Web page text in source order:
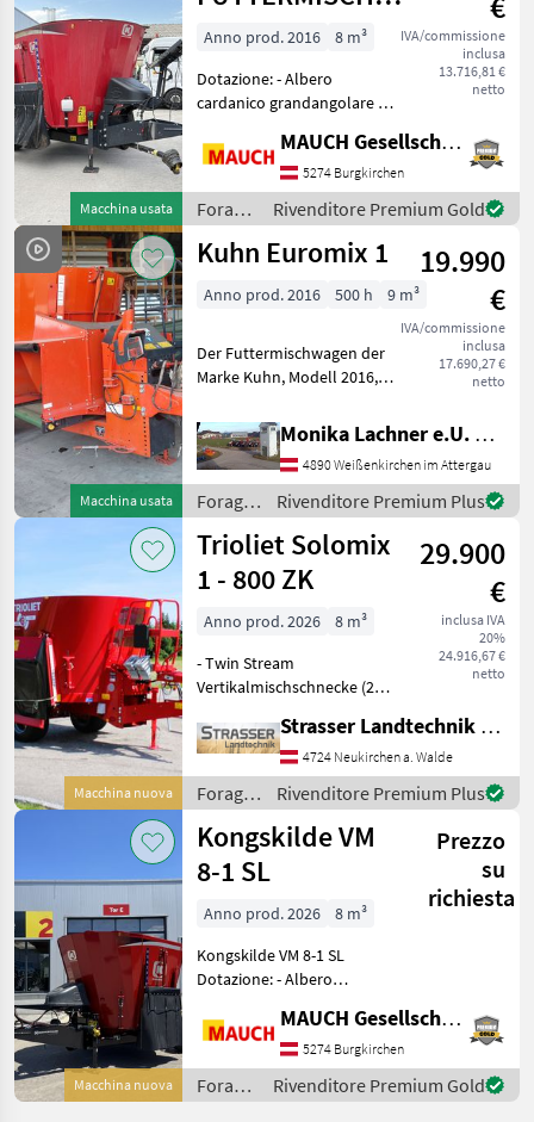
Macchina usata
VM 8-1 SL
IVA/commissione
inclusa
13.716,81 €
netto
Anno prod. 2016
8 m³
Dotazione: - Albero
cardanico grandangolare -
destra - Anello di troppo
pieno - Comando idraulico -
Freno idraulico - Attacco
superiore -
MAUCH Gesellschaft m.b.H. & Co.KG
5274 Burgkirchen
Foraggiamento
/
Kongskilde
Rivenditore Premium Gold
Macchina usata
Kuhn Euromix 1
19.990
€
IVA/commissione
inclusa
17.690,27 €
netto
Anno prod. 2016 500 h 9 m³
Der Futtermischwagen der
Marke Kuhn, Modell 2016,
effizientes Gerät zur
Futterzubereitung in
landwirtschaftlichen
Betrieben. Mit einem Fass
Monika Lachner e.U. Maschinenhandel
4890 Weißenkirchen im Attergau
Foraggiamento
/ Kuhn
Rivenditore Premium Plus
Macchina nuova
Trioliet Solomix
1 - 800 ZK
29.900
€
inclusa IVA
20%
24.916,67 €
netto
Anno prod. 2026
8 m³
- Twin Stream
Vertikalmischschnecke (22
mm Dosierschaufeln) für
maximale
Verschleißfestigkeit -
Triotronic elektronische
Wiegeeinrichtung
Strasser Landtechnik GmbH
4724 Neukirchen a. Walde
Foraggiamento
/
Trioliet
Rivenditore Premium Plus
Macchina nuova
Kongskilde VM
8-1 SL
Prezzo
su
richiesta
Anno prod. 2026
8 m³
Kongskilde VM 8-1 SL
Dotazione: - Albero
Sportello a sinistra + a
destra - 1 miscelatore a
coclea - Freno idraulico - 1
lama lunga - Att
MAUCH Gesellschaft m.b.H. & Co.KG
5274 Burgkirchen
Foraggiamento
/
Rivenditore Premium Gold